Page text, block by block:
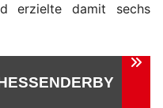
erzielte damit sechs